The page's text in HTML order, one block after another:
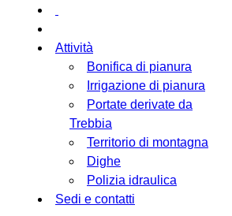
Attività
Bonifica di pianura
Irrigazione di pianura
Portate derivate da
Trebbia
Territorio di montagna
Dighe
Polizia idraulica
Sedi e contatti